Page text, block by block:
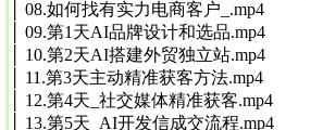
│ 08.如何找有实力电商客户_.mp4
│ 09.第1天AI品牌设计和选品.mp4
│ 10.第2天AI搭建外贸独立站.mp4
│ 11.第3天主动精准获客方法.mp4
│ 12.第4天_社交媒体精准获客.mp4
│ 13.第5天_AI开发信成交流程.mp4